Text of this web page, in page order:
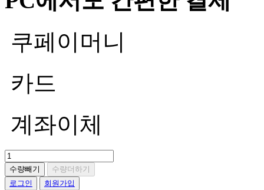
쿠페이머니
카드
계좌이체
수량빼기
수량더하기
로그인
회원가입